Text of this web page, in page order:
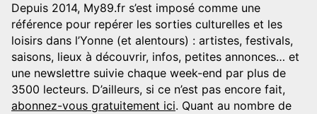
Depuis 2014, My89.fr s’est imposé comme une
référence pour repérer les sorties culturelles et les
loisirs dans l’Yonne (et alentours) : artistes, festivals,
saisons, lieux à découvrir, infos, petites annonces… et
une newslettre suivie chaque week-end par plus de
3500 lecteurs. D’ailleurs, si ce n’est pas encore fait,
abonnez-vous gratuitement ici. Quant au nombre de